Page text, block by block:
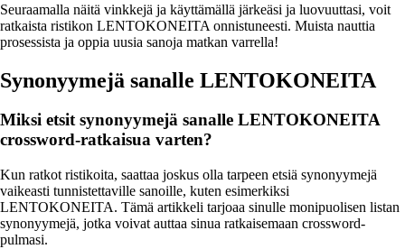
Seuraamalla näitä vinkkejä ja käyttämällä järkeäsi ja luovuuttasi, voit
ratkaista ristikon LENTOKONEITA onnistuneesti. Muista nauttia
prosessista ja oppia uusia sanoja matkan varrella!
Synonyymejä sanalle LENTOKONEITA
Miksi etsit synonyymejä sanalle LENTOKONEITA
crossword-ratkaisua varten?
Kun ratkot ristikoita, saattaa joskus olla tarpeen etsiä synonyymejä
vaikeasti tunnistettaville sanoille, kuten esimerkiksi
LENTOKONEITA. Tämä artikkeli tarjoaa sinulle monipuolisen listan
synonyymejä, jotka voivat auttaa sinua ratkaisemaan crossword-
pulmasi.